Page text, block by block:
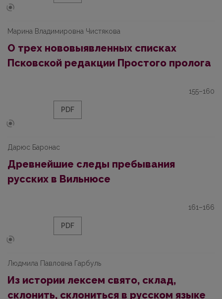
Марина Владимировна Чистякова
О трех нововыявленных списках
Псковской редакции Простого пролога
155–160
PDF
Дарюс Баронас
Древнейшие следы пребывания
русских в Вильнюсе
161–166
PDF
Людмила Павловна Гарбуль
Из истории лексем свято, склад,
склонить, склониться в русском языке